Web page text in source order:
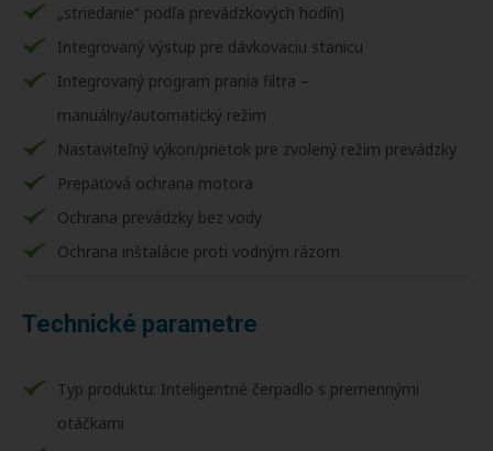
„striedanie“ podľa prevádzkových hodín)
Integrovaný výstup pre dávkovaciu stanicu
Integrovaný program prania filtra –
manuálny/automatický režim
Nastaviteľný výkon/prietok pre zvolený režim prevádzky
Prepäťová ochrana motora
Ochrana prevádzky bez vody
Ochrana inštalácie proti vodným rázom
Technické parametre
Typ produktu: Inteligentné čerpadlo s premennými
otáčkami